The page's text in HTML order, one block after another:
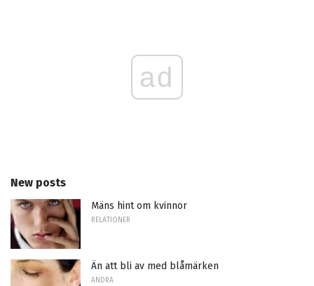
ad
New posts
Mäns hint om kvinnor
RELATIONER
Än att bli av med blåmärken
ANDRA